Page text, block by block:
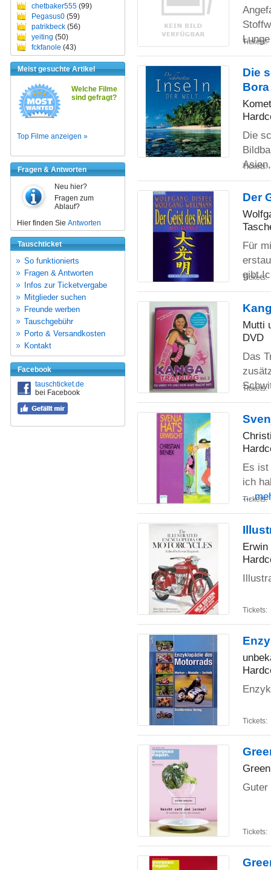
chetbaker555 (99)
Pegasus0 (59)
patrikbeck (56)
yeiting (50)
fckfanole (43)
Meist gesuchte Artikel
Welche Filme
sind gefragt?
Top Filme anzeigen »
Fragen & Antworten
Neu hier?
Fragen zum
Ablauf?
Hier finden Sie Antworten
Tauschticket
So funktionierts
Fragen & Antworten
Infos zur Ticketvergabe
Mitglieder suchen
Freunde werben
Tauschgebühr
Porto & Versandkosten
Kontakt
Facebook
tauschticket.de
bei Facebook
Tickets:
Die
Komet
Die
Tickets:
Der
Für
Tickets:
Mutti
DVD
Das
Tickets:
Es ist
ich
...
Tickets:
Erwin
Tickets:
Tickets:
Guter
Tickets: